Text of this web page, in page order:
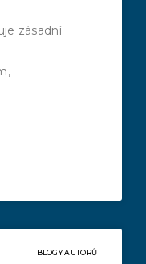
zásadní
BLOGY AUTORŮ